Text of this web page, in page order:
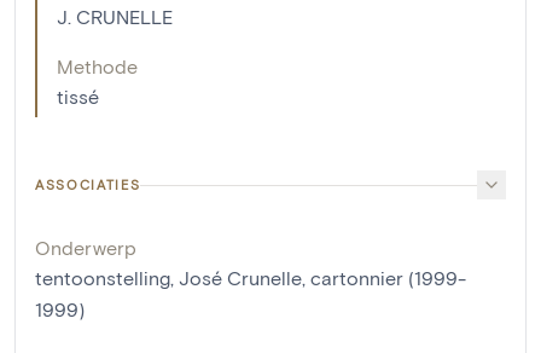
J. CRUNELLE
Methode
tissé
ASSOCIATIES
Onderwerp
tentoonstelling, José Crunelle, cartonnier (1999-
1999)